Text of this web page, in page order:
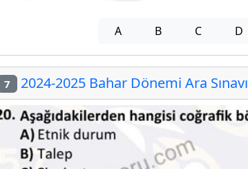
A B C D
7 2024-2025 Bahar Dönemi Ara Sınavı